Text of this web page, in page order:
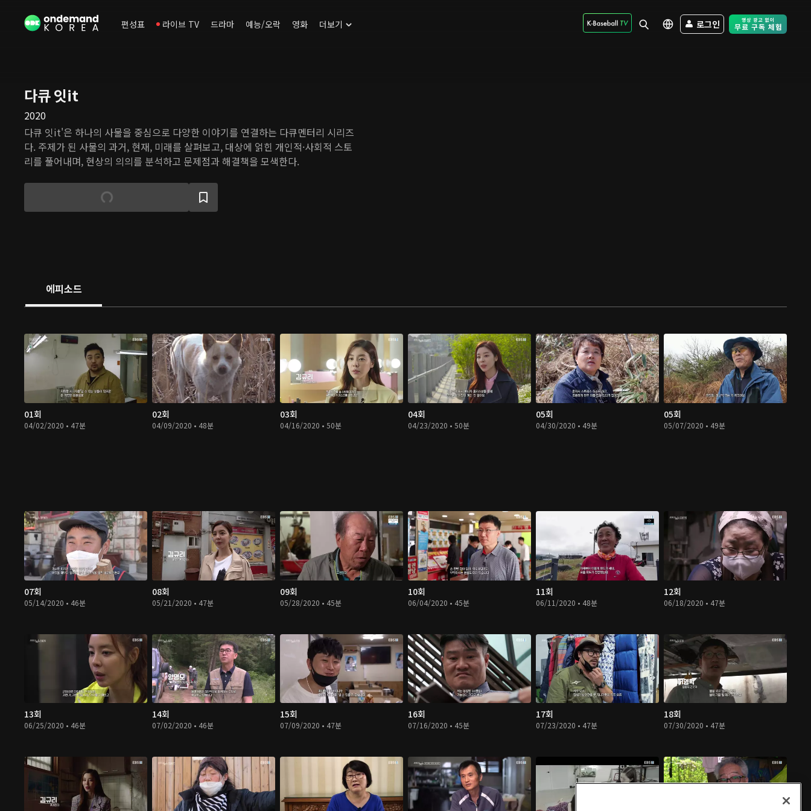
편성표 라이브 TV 드라마 예능/오락 영화 더보기 로그인 Free Trial -
다큐 잇it
2020
다큐 잇it'은 하나의 사물을 중심으로 다양한 이야기를 연결하는 다큐멘터리 시리즈
다. 주제가 된 사물의 과거, 현재, 미래를 살펴보고, 대상에 얽힌 개인적·사회적 스토
리를 풀어내며, 현상의 의의를 분석하고 문제점과 해결책을 모색한다.
에피소드
01회
04/02/2020 • 47분
02회
04/09/2020 • 48분
03회
04/16/2020 • 50분
04회
04/23/2020 • 50분
05회
04/30/2020 • 49분
05회
05/07/2020 • 49분
07회
05/14/2020 • 46분
08회
05/21/2020 • 47분
09회
05/28/2020 • 45분
10회
06/04/2020 • 45분
11회
06/11/2020 • 48분
12회
06/18/2020 • 47분
13회
06/25/2020 • 46분
14회
07/02/2020 • 46분
15회
07/09/2020 • 47분
16회
07/16/2020 • 45분
17회
07/23/2020 • 47분
18회
07/30/2020 • 47분